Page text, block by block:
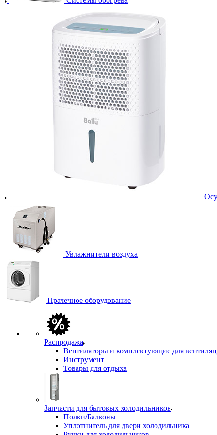
Увлажнители воздуха
Прачечное оборудование
Распродажа
Вентиляторы и комплектующие для
Инструмент
Товары для отдыха
Запчасти для бытовых холодильников
Полки/Балконы
Уплотнитель для двери холодильника